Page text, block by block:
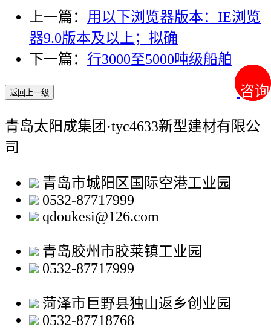
咨询
咨询
上一篇： 用以下浏览器版本：IE浏览
器9.0版本及以上；拟确
下一篇： 行3000至5000吨级船舶
返回上一级
青岛太阳成集团·tyc4633新型建材有限公
司
青岛市城阳区国际空港工业园
0532-87717999
qdoukesi@126.com
青岛胶州市胶莱镇工业园
0532-87717999
菏泽市巨野县独山返乡创业园
0532-87718768